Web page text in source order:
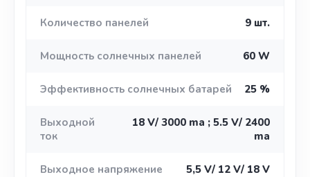
Количество панелей 9 шт.
Мощность солнечных панелей 60 W
Эффективность солнечных батарей 25 %
Выходной
ток
18 V/ 3000 ma ; 5.5 V/ 2400
ma
Выходное напряжение 5,5 V/ 12 V/ 18 V